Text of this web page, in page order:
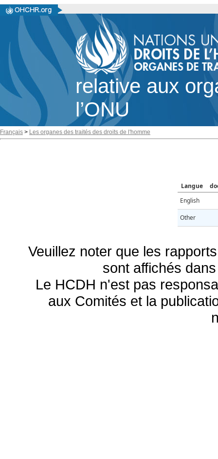
relative aux
l’ONU
Français > Les organes des traités des droits de l'homme
Langue
English
Other
Veuillez noter que les
sont affichés
Le HCDH n'est pas
aux Comités et la